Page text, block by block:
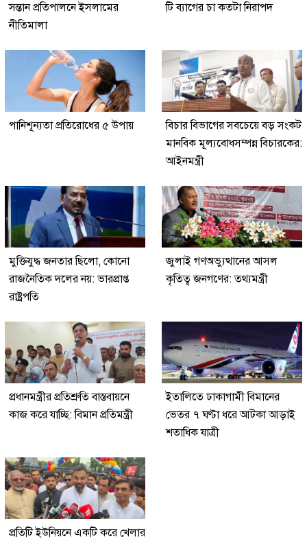
সন্তান প্রতিপালনে ইসলামের
নীতিমালা
টি ব্যাগের চা কতটা নিরাপদ
পানিশূন্যতা প্রতিরোধের ৫ উপায়
বিচার বিভাগের সবচেয়ে বড় সংকট
মানবিক মূল্যবোধসম্পন্ন বিচারকের:
আইনমন্ত্রী
মুক্তিযুদ্ধ জনতার ছিলো, কোনো
রাজনৈতিক দলের নয়: ভারপ্রাপ্ত
রাষ্ট্রপতি
জুলাই গণঅভ্যুত্থানের আসল
কৃতিত্ব জনগণের: তথ্যমন্ত্রী
প্রধানমন্ত্রীর প্রতিশ্রুতি বাস্তবায়নে
কাজ করে যাচ্ছি: বিমান প্রতিমন্ত্রী
ইতালিতে ঢাকাগামী বিমানের
ভেতর ৭ ঘণ্টা ধরে আটকা আড়াই
শতাধিক যাত্রী
প্রতিটি ইউনিয়নে একটি করে খেলার